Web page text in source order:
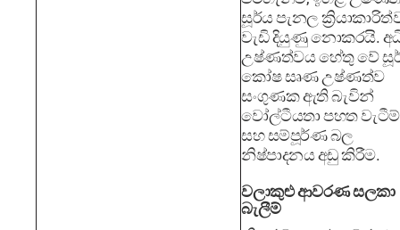
සූර්ය පැනල
වැඩි දියුණු නොකරයි.
උෂ්ණත්වය හේතු වේ
කෝෂ සෘණ උෂ්ණත්ව
සංගුණක ඇති බැවින්
වෝල්ටීයතා පහත වැටීම්
සහ සම්පූර්ණ බල
නිෂ්පාදනය අඩු කිරීම.
වලාකුළු ආවරණ සලකා
බැලීම්